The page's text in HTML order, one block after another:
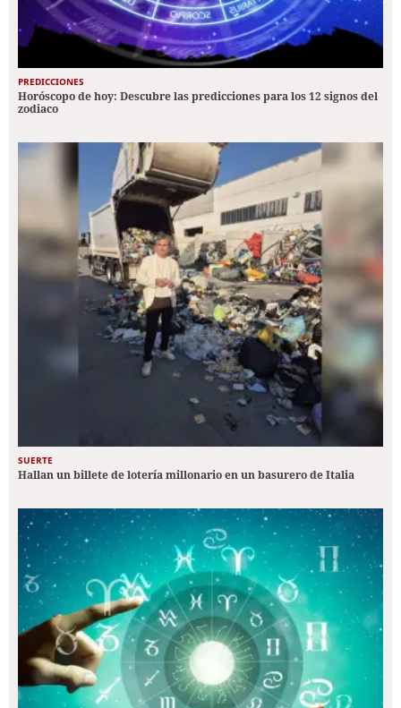
PREDICCIONES
Horóscopo de hoy: Descubre las predicciones para los 12 signos del
zodiaco
SUERTE
Hallan un billete de lotería millonario en un basurero de Italia